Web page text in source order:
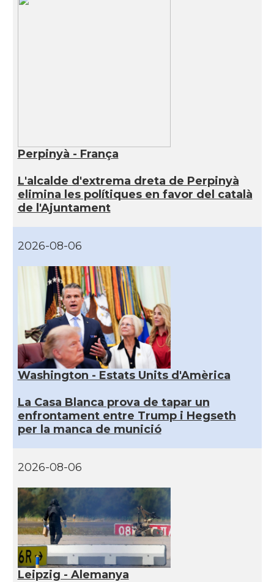
Perpinyà - França
L'alcalde d'extrema dreta de Perpinyà
elimina les polítiques en favor del català
de l'Ajuntament
2026-08-06
Washington - Estats Units d'Amèrica
La Casa Blanca prova de tapar un
enfrontament entre Trump i Hegseth
per la manca de munició
2026-08-06
Leipzig - Alemanya